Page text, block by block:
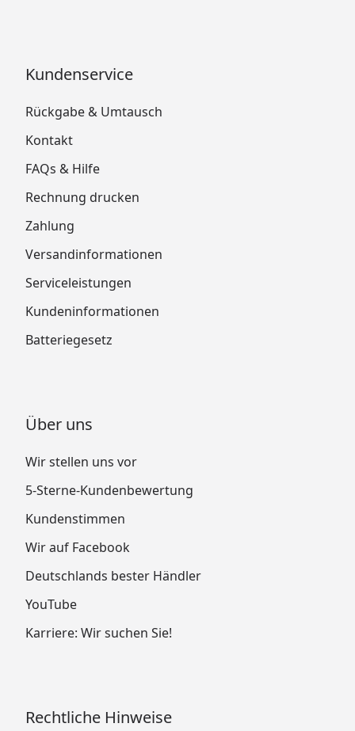
Kundenservice
Rückgabe & Umtausch
Kontakt
FAQs & Hilfe
Rechnung drucken
Zahlung
Versandinformationen
Serviceleistungen
Kundeninformationen
Batteriegesetz
Über uns
Wir stellen uns vor
5-Sterne-Kundenbewertung
Kundenstimmen
Wir auf Facebook
Deutschlands bester Händler
YouTube
Karriere: Wir suchen Sie!
Rechtliche Hinweise